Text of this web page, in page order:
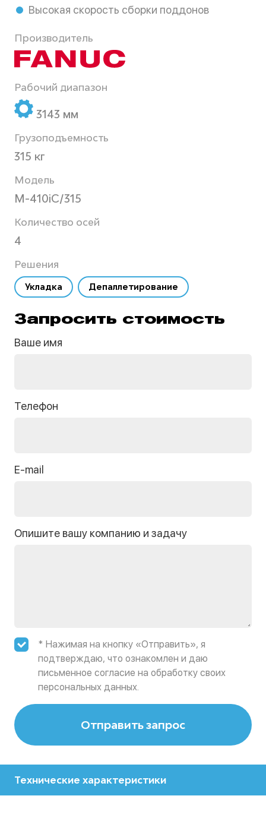
Высокая скорость сборки поддонов
Производитель
Рабочий диапазон
3143 мм
Грузоподъемность
315 кг
Модель
M-410iC/315
Количество осей
4
Решения
Укладка Депаллетирование
Запросить стоимость
Ваше имя
Телефон
E-mail
Опишите вашу компанию и задачу
* Нажимая на кнопку «Отправить», я
подтверждаю, что ознакомлен и даю
письменное согласие на обработку своих
персональных данных.
Отправить запрос
Технические характеристики